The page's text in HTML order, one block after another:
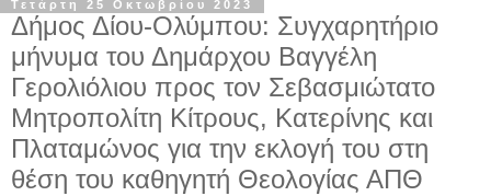
Τετάρτη 25 Οκτωβρίου 2023
Δήμος Δίου-Ολύμπου: Συγχαρητήριο
μήνυμα του Δημάρχου Βαγγέλη
Γερολιόλιου προς τον Σεβασμιώτατο
Μητροπολίτη Κίτρους, Κατερίνης και
Πλαταμώνος για την εκλογή του στη
θέση του καθηγητή Θεολογίας ΑΠΘ